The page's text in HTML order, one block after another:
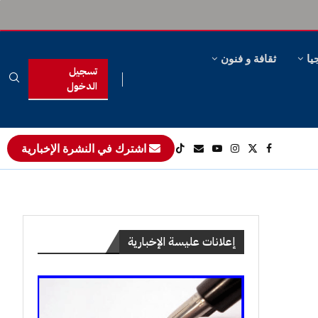
ثقافة و فنون
تسجيل
الدخول
اشترك في النشرة الإخبارية
إعلانات عليسة الإخبارية